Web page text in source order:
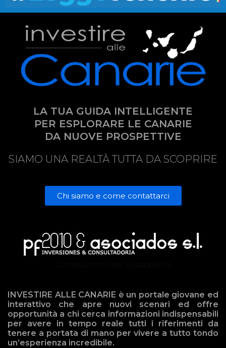
LA TUA GUIDA INTELLIGENTE
PER ESPLORARE LE CANARIE
DA NUOVE PROSPETTIVE
SIAMO UNA REALTÀ TUTTA DA SCOPRIRE
Chi siamo e come contattarci
INVESTIRE ALLE CANARIE è un portale giovane ed
interattivo che apre nuovi scenari ed offre
opportunità a chi cerca informazioni indispensabili
per avere in tempo reale tutti i riferimenti da
tenere a portata di mano per vivere a tutto tondo
un’esperienza incredibile.